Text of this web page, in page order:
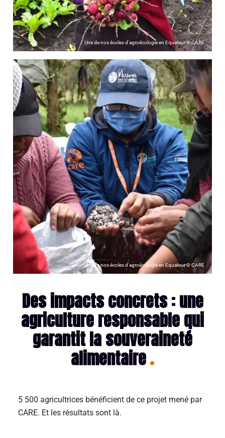
Une de nos écoles d'agroécologie en Equateur © CARE
Une de nos écoles d'agroécologie en Equateur © CARE
Des impacts concrets : une
agriculture responsable qui
garantit la souveraineté
alimentaire
5 500 agricultrices bénéficient de ce projet mené par
CARE. Et les résultats sont là.